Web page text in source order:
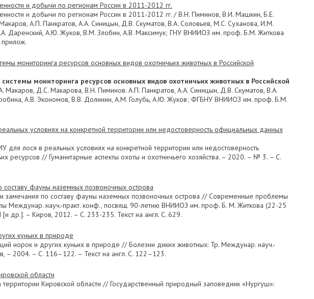
и добычи по регионам России в 2011-2012 гг.
и добычи по регионам России в 2011-2012 гг. / В.Н. Пиминов, В.И. Машкин, Б.Е.
А.П. Панкратов, А.А. Синицын, Д.В. Скуматов, В.А. Соловьев, М.С. Суханова, И.М.
Даренский, А.Ю. Жуков, В.М. Злобин, А.В. Максимук; ГНУ ВНИИОЗ им. проф. Б.М. Житкова
мониторинга ресурсов основных видов охотничьих животных в Российской
мониторинга ресурсов основных видов охотничьих животных в Российской
Макаров, Д.С. Макарова, В.Н. Пиминов. А.П. Панкратов, А.А. Синицын, Д.В. Скуматов, В.А.
А.В. Экономов, В.В. Долинин, А.М. Голубь, А.Ю. Жуков; ФГБНУ ВНИИОЗ им. проф. Б.М.
условиях на конкретной территории или недостоверность официальных данных
лося в реальных условиях на конкретной территории или недостоверность
ресурсов // Гуманитарные аспекты охоты и охотничьего хозяйства. – 2020. – № 3. – С.
составу фауны наземных позвоночных острова
и замечания по составу фауны наземных позвоночных острова // Современные проблемы
Междунар. науч.-практ. конф., посвящ. 90-летию ВНИИОЗ им. проф. Б. М. Житкова (22-25
– Киров, 2012. – С. 233-235. Текст на англ. С. 629.
куньих в природе
норок и других куньих в природе // Болезни диких животных: Тр. Междунар. науч.-
2004. – С. 116–122. – Текст на англ. С. 122–123.
области
Кировской области // Государственный природный заповедник «Нургуш»: